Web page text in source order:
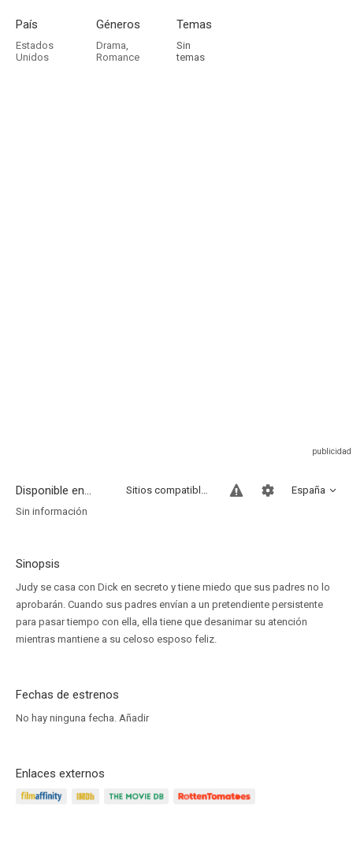
País
Estados
Unidos
Géneros
Drama,
Romance
Temas
Sin
temas
Disponible en... España
Sitios compatibles
Sin información
Sinopsis
Judy se casa con Dick en secreto y tiene miedo que sus padres no lo
aprobarán. Cuando sus padres envían a un pretendiente persistente
para pasar tiempo con ella, ella tiene que desanimar su atención
mientras mantiene a su celoso esposo feliz.
Fechas de estrenos
No hay ninguna fecha. Añadir
Enlaces externos